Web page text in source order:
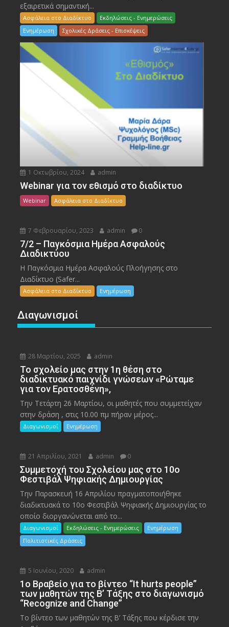
εξαιρετικά σημαντική...
Ασφάλεια στο Διαδίκτυο
Εκδηλώσεις - Ενημερώσεις
Ενημέρωση
Σχολικές Δράσεις - Επισκέψεις
1 Οκτωβρίου, 2024 admin
Webinar για τον εθισμό στο διαδίκτυο
Webinar Ασφάλεια στο Διαδίκτυο
7 Φεβρουαρίου, 2023 admin 0
7/2 – Παγκόσμια Ημέρα Ασφαλούς
Διαδικτύου
Η Παγκόσμια Ημέρα Ασφαλούς Πλοήγησης στο
Διαδίκτυο (Safer...
Ασφάλεια στο Διαδίκτυο Ενημέρωση
Διαγωνισμοί
28 Μαρτίου, 2025 admin
To σχολείο μας στην 1η θέση στο
διαδικτυακό παιχνίδι γνώσεων «Ρώταμε
για τον Ερατοσθένη»,
Την Τετάρτη 26 Μαρτίου, οι μαθητές που συμμετείχαν
στην δράση , στις 10.00 πμ πήραν μέρος...
Διαγωνισμοί Ενημέρωση
21 Απριλίου, 2021 admin 0
Συμμετοχή του Σχολείου μας στο 10ο
Φεστιβάλ Ψηφιακής Δημιουργίας
Την Παρασκευή 16 Απριλίου πραγματοποιήθηκε
διαδικτυακά το 10ο Φεστιβάλ Ψηφιακής Δημιουργίας το
οποίο διοργανώνεται από το...
Διαγωνισμοί Εκδηλώσεις - Ενημερώσεις
Ενημέρωση
Πολιτιστικές Δράσεις
5 Ιουνίου, 2020 admin
1ο Βραβείο για το βίντεο “It hurts people”
των μαθητών της Β’ Τάξης στο διαγωνισμό
“Recognize and Change”
Το βίντεο των μαθητών της Β’ Τάξης που κέρδισε την